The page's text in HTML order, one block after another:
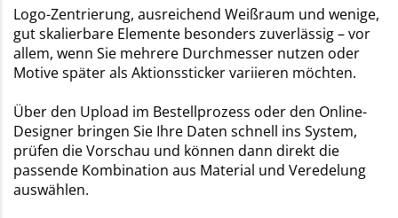
Logo-Zentrierung, ausreichend Weißraum und wenige,
gut skalierbare Elemente besonders zuverlässig – vor
allem, wenn Sie mehrere Durchmesser nutzen oder
Motive später als Aktionssticker variieren möchten.
Über den Upload im Bestellprozess oder den Online-
Designer bringen Sie Ihre Daten schnell ins System,
prüfen die Vorschau und können dann direkt die
passende Kombination aus Material und Veredelung
auswählen.